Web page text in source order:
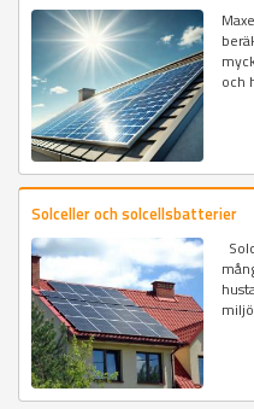
och
Solceller och solcellsbatterier